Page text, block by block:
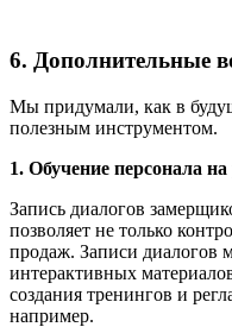
6. Дополнительные
Мы придумали, как в
полезным инструментом.
1. Обучение персонала
Запись диалогов
позволяет не только
продаж. Записи диалогов
интерактивных
создания тренингов и
например.